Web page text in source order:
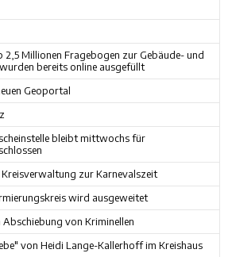
2,5 Millionen Fragebogen zur Gebäude- und
bereits online ausgefüllt
Geoportal
bleibt mittwochs für
zur Karnevalszeit
wird ausgeweitet
Abschiebung von Kriminellen
von Heidi Lange-Kallerhoff im Kreishaus